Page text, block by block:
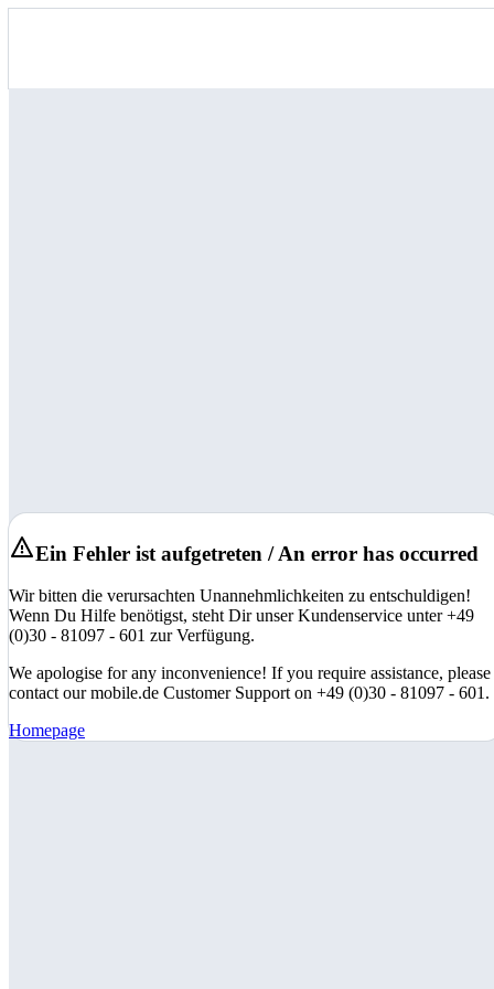
Ein Fehler ist aufgetreten / An error has occurred
Wir bitten die verursachten Unannehmlichkeiten zu entschuldigen!
Wenn Du Hilfe benötigst, steht Dir unser Kundenservice unter +49
(0)30 - 81097 - 601 zur Verfügung.
We apologise for any inconvenience! If you require assistance, please
contact our mobile.de Customer Support on +49 (0)30 - 81097 - 601.
Homepage